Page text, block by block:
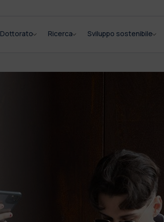
Dottorato Ricerca Sviluppo sostenibile